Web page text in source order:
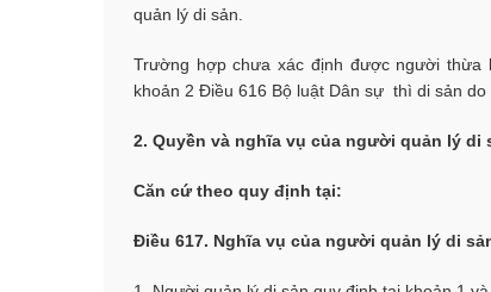
quản lý di sản.
Trường hợp chưa xác định được người
khoản 2 Điều 616 Bộ luật Dân sự thì di sản
2. Quyền và nghĩa vụ của người quản lý di
Căn cứ theo quy định tại:
Điều 617. Nghĩa vụ của người quản lý di